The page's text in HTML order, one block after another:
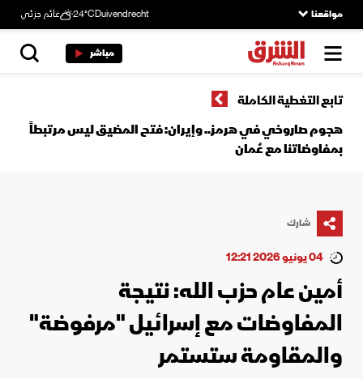
مواقعنا Duivendrecht
24°C غائم جزئي
مباشر
تابع التغطية الكاملة
هجوم صاروخي في هرمز.. وإيران: فتح المضيق ليس مرتبطاً
بمفاوضاتنا مع عُمان
شارك
04 يونيو 2026 12:21
أمين عام حزب الله: نتيجة
المفاوضات مع إسرائيل "مرفوضة"
والمقاومة ستستمر